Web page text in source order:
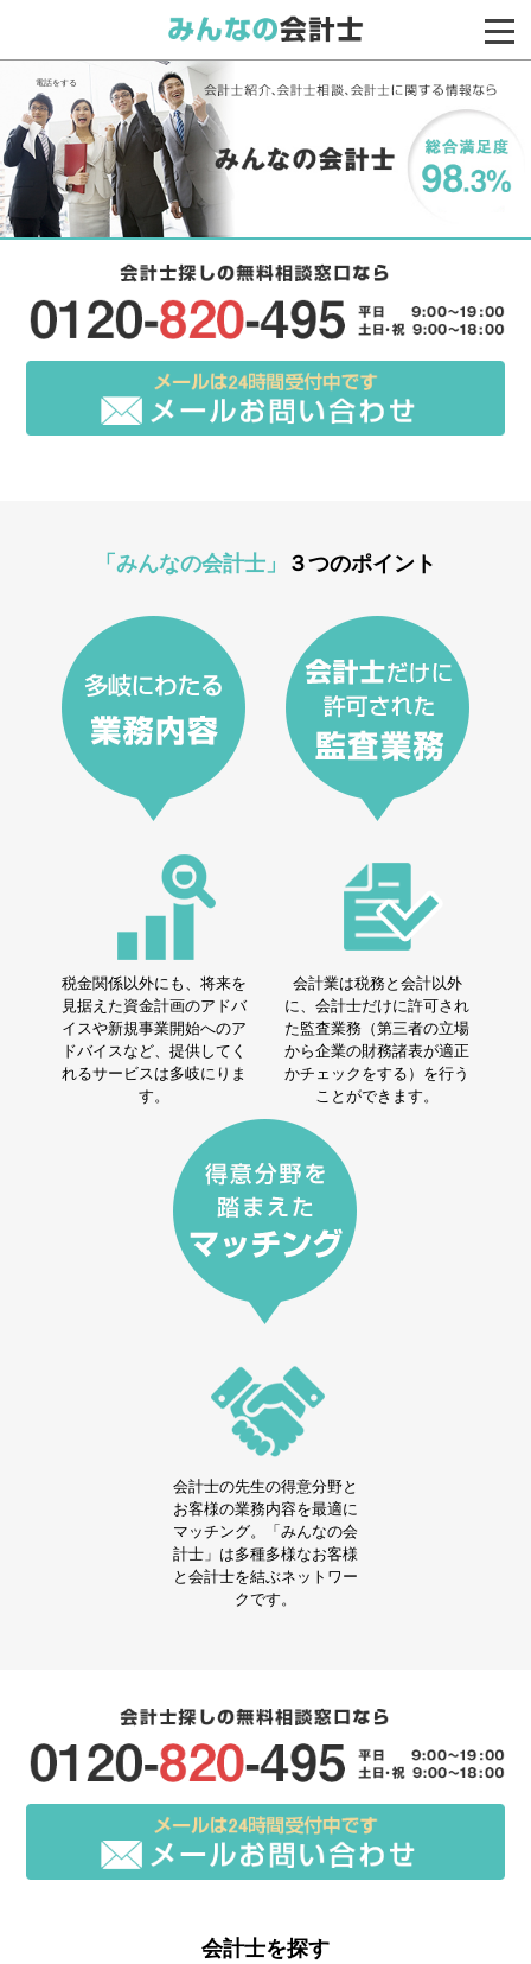
電話をする
「みんなの会計士」 ３つのポイント
税金関係以外にも、将来を
見据えた資金計画のアドバ
イスや新規事業開始へのア
ドバイスなど、提供してく
れるサービスは多岐にりま
す。
会計業は税務と会計以外
に、会計士だけに許可され
た監査業務（第三者の立場
から企業の財務諸表が適正
かチェックをする）を行う
ことができます。
会計士の先生の得意分野と
お客様の業務内容を最適に
マッチング。「みんなの会
計士」は多種多様なお客様
と会計士を結ぶネットワー
クです。
会計士を探す